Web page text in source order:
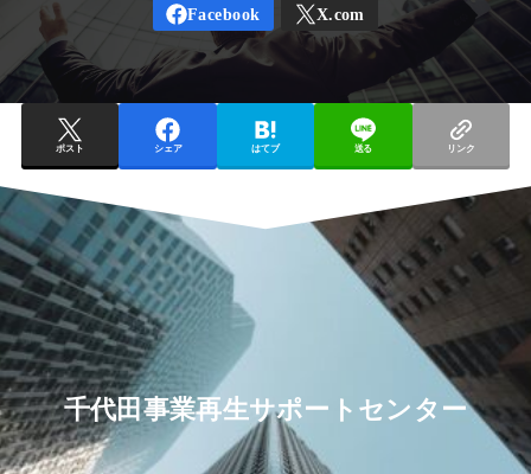
ポスト シェア はてブ 送る リンク
千代田事業再生サポートセンター